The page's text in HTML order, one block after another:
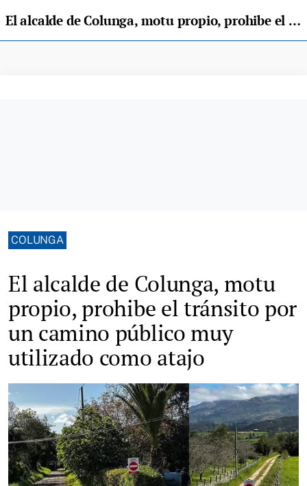
El alcalde de Colunga, motu propio, prohibe el tránsito por un camino público muy utilizado como atajo
COLUNGA
El alcalde de Colunga, motu
propio, prohibe el tránsito por
un camino público muy
utilizado como atajo